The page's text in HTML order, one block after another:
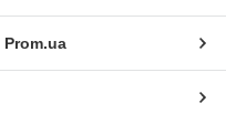
Prom.ua